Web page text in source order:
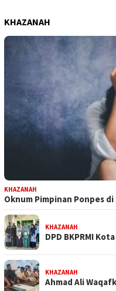
KHAZANAH
KHAZANAH
Oknum Pimpinan Ponpes
KHAZANAH
DPD BKPRMI
KHAZANAH
Ahmad Ali